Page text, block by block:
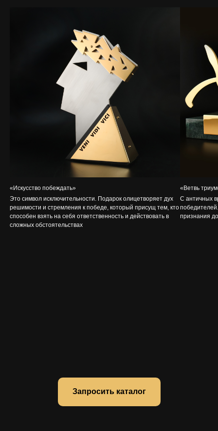
«Искусство побеждать»
Это символ исключительности. Подарок олицетворяет дух
решимости и стремления к победе, который присущ тем, кто
способен взять на себя ответственность и действовать в
сложных обстоятельствах
«Ветвь
С античных
признания
Запросить каталог